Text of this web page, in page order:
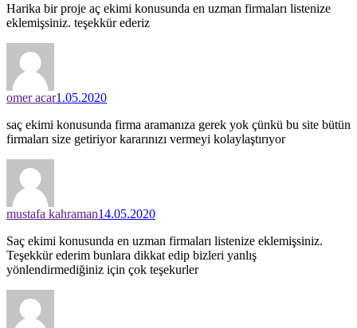
Harika bir proje aç ekimi konusunda en uzman firmaları listenize
eklemişsiniz. teşekkür ederiz
omer acar1.05.2020
saç ekimi konusunda firma aramanıza gerek yok çünkü bu site bütün
firmaları size getiriyor kararınızı vermeyi kolaylaştırıyor
mustafa kahraman14.05.2020
Saç ekimi konusunda en uzman firmaları listenize eklemişsiniz.
Teşekkür ederim bunlara dikkat edip bizleri yanlış
yönlendirmediğiniz için çok teşekurler